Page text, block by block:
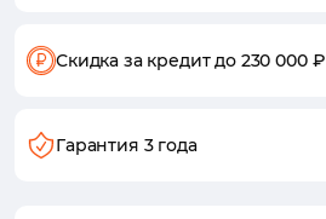
Скидка за кредитдо 230 000 ₽
Гарантия 3 года